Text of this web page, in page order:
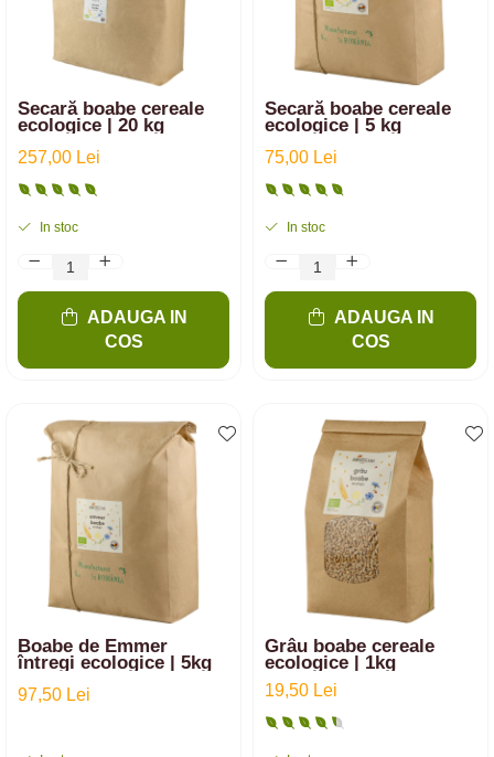
Secară boabe cereale
ecologice | 20 kg
257,00 Lei
In stoc
ADAUGA IN
COS
Secară boabe cereale
ecologice | 5 kg
75,00 Lei
In stoc
ADAUGA IN
COS
Boabe de Emmer
întregi ecologice | 5kg
97,50 Lei
Grâu boabe cereale
ecologice | 1kg
19,50 Lei